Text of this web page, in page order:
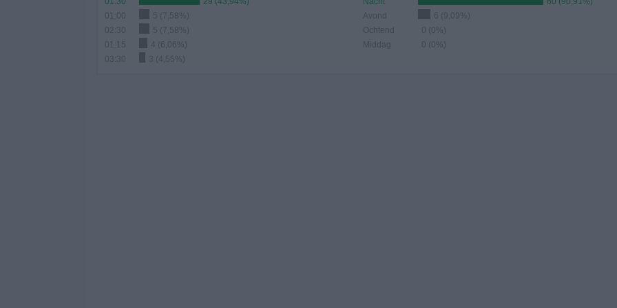
5 (7,58%)
02:30
5 (7,58%)
01:15
4 (6,06%)
03:30
3 (4,55%)
Avond
6 (9,09%)
Ochtend
0 (0%)
Middag
0 (0%)